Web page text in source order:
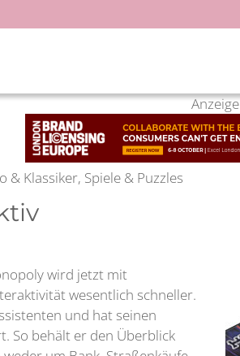
Anzeige
& Klassiker, Spiele & Puzzles
wird jetzt mit
wesentlich schneller.
und hat seinen
So behält er den Überblick